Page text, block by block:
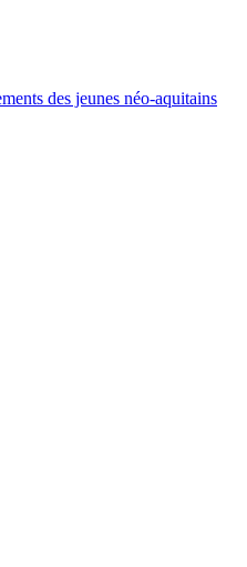
des jeunes néo-aquitains